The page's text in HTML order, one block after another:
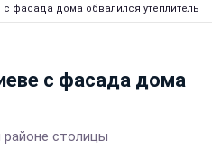
фасада дома обвалился утеплитель
с фасада дома
столицы